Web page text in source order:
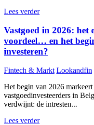
Lees verder
Vastgoed in 2026: het
voordeel… en het
investeren?
Fintech & Markt Lookandfin
Het begin van 2026
vastgoedinvesteerders in
verdwijnt: de intresten...
Lees verder